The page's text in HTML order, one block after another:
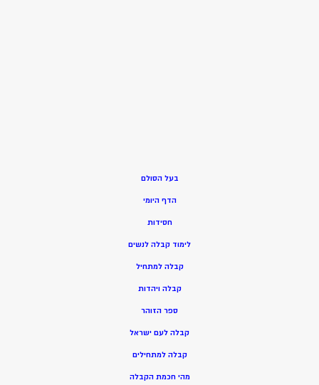
בעל הסולם
הדף היומי
חסידות
לימוד קבלה לנשים
קבלה למתחיל
קבלה ויהדות
ספר הזוהר
קבלה לעם ישראל
קבלה למתחילים
מהי חכמת הקבלה